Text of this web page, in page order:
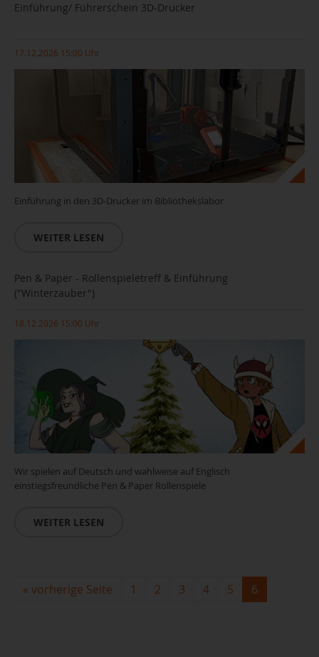
Einführung/ Führerschein 3D-Drucker
17.12.2026 15:00 Uhr
Einführung in den 3D-Drucker im Bibliothekslabor
WEITER LESEN
Pen & Paper - Rollenspieletreff & Einführung
("Winterzauber")
18.12.2026 15:00 Uhr
Wir spielen auf Deutsch und wahlweise auf Englisch
einstiegsfreundliche Pen & Paper Rollenspiele
WEITER LESEN
« vorherige Seite 1 2 3 4 5 6